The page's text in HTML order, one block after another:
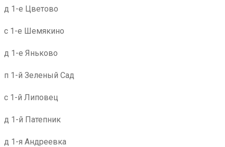
д 1-е Цветово
с 1-е Шемякино
д 1-е Яньково
п 1-й Зеленый Сад
с 1-й Липовец
д 1-й Патепник
д 1-я Андреевка